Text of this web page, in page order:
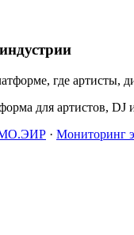
где артисты,
для артистов, DJ
· Мониторинг